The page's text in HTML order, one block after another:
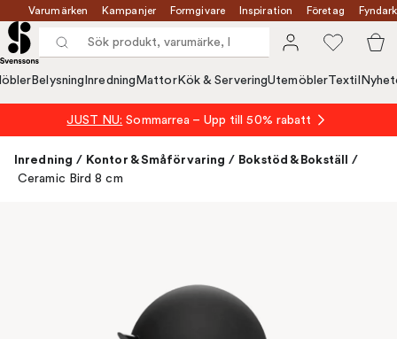
Varumärken Kampanjer Formgivare Inspiration Företag
Belysning Inredning MattorKök & ServeringUtemöblerTextil
JUST NU: Sommarrea – Upp till 50% rabatt
Inredning / Kontor & Småförvaring / Bokstöd & Bokställ /
Ceramic Bird 8 cm